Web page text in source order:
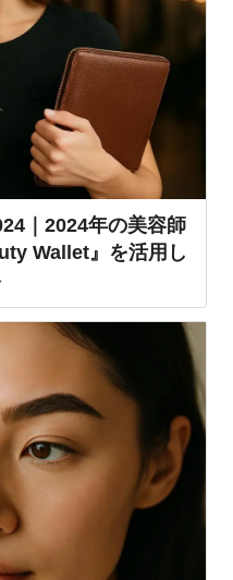
｜2024年の美容師
Wallet』を活用し